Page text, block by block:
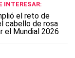
INTERESAR:
el reto de
cabello de rosa
el Mundial 2026